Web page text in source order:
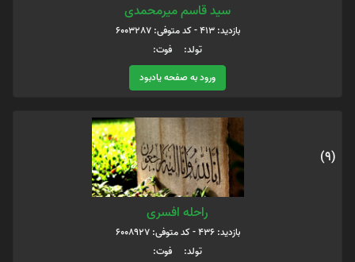
سید قاسم میرمحمدی
بازدید: 413 - کد متوفی: 6003287
تولد: فوت:
ورود به صفحه یادبود
(9)
راحله افسری
بازدید: 436 - کد متوفی: 6008927
تولد: فوت: